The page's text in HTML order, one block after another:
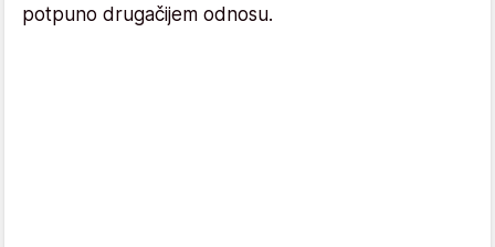
potpuno drugačijem odnosu.